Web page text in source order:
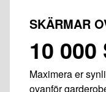
SKÄRMAR
10
Maximera er
ovanför